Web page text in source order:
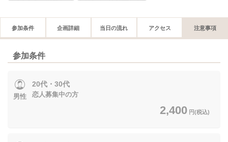
参加条件 企画詳細 当日の流れ アクセス 注意事項
参加条件
男性
20代・30代
恋人募集中の方
2,400 円(税込)